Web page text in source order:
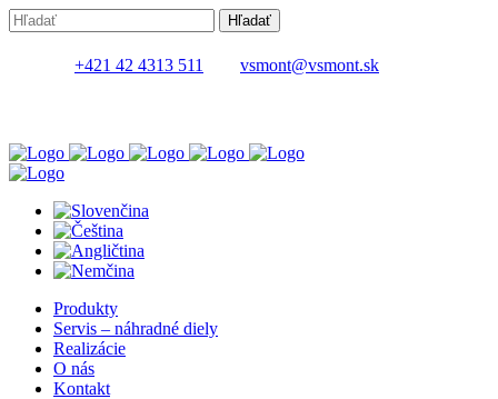
+421 42 4313 511 vsmont@vsmont.sk
Produkty
Servis – náhradné diely
Realizácie
O nás
Kontakt